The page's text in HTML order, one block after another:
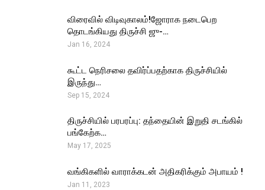
விரைவில் விடிவுகாலம்!ஜோராக நடைபெற
தொடங்கியது திருச்சி ஜு-…
Jan 16, 2024
கூட்ட நெரிசலை தவிர்ப்பதற்காக திருச்சியில்
இருந்து…
Sep 15, 2024
திருச்சியில் பரபரப்பு: தந்தையின் இறுதி சடங்கில்
பங்கேற்க…
May 17, 2025
வங்கிகளில் வாராக்கடன் அதிகரிக்கும் அபாயம் !
Jan 11, 2023